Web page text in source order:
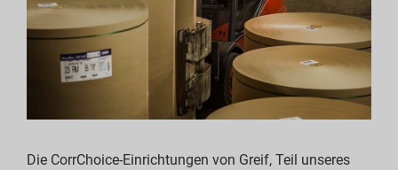
Downloads
Reporting-Indizes
Downloads
Die CorrChoice-Einrichtungen von Greif, Teil unseres